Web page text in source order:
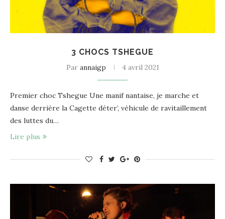
3 CHOCS TSHEGUE
Par annaigp 4 avril 2021
Premier choc Tshegue Une manif nantaise, je marche et
danse derrière la Cagette déter’, véhicule de ravitaillement
des luttes du…
Lire plus